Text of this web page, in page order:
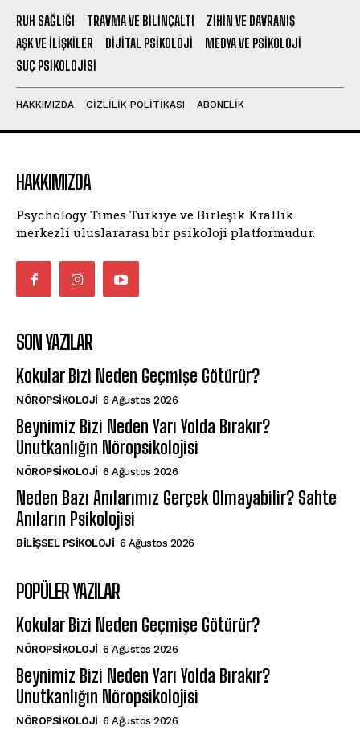
RUH SAĞLIĞI TRAVMA VE BILINÇALTI
ZIHIN VE DAVRANIŞ
AŞK VE İLIŞKILER
DIJITAL PSIKOLOJI
MEDYA VE PSIKOLOJI
SUÇ PSIKOLOJISI
HAKKIMIZDA GIZLILIK POLITIKASI ABONELIK
HAKKIMIZDA
Psychology Times Türkiye ve Birleşik Krallık
merkezli uluslararası bir psikoloji platformudur.
SON YAZILAR
Kokular Bizi Neden Geçmişe Götürür?
NÖROPSIKOLOJI 6 Ağustos 2026
Beynimiz Bizi Neden Yarı Yolda Bırakır?
Unutkanlığın Nöropsikolojisi
NÖROPSIKOLOJI 6 Ağustos 2026
Neden Bazı Anılarımız Gerçek Olmayabilir? Sahte
Anıların Psikolojisi
BILIŞSEL PSIKOLOJI 6 Ağustos 2026
POPÜLER YAZILAR
Kokular Bizi Neden Geçmişe Götürür?
NÖROPSIKOLOJI 6 Ağustos 2026
Beynimiz Bizi Neden Yarı Yolda Bırakır?
Unutkanlığın Nöropsikolojisi
NÖROPSIKOLOJI 6 Ağustos 2026